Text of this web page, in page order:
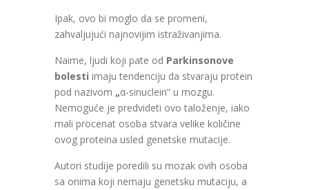
Ipak, ovo bi moglo da se promeni,
zahvaljujući najnovijim istraživanjima.
Naime, ljudi koji pate od Parkinsonove
bolesti imaju tendenciju da stvaraju protein
pod nazivom „α-sinuclein“ u mozgu.
Nemoguće je predvideti ovo taloženje, iako
mali procenat osoba stvara velike količine
ovog proteina usled genetske mutacije.
Autori studije poredili su mozak ovih osoba
sa onima koji nemaju genetsku mutaciju, a